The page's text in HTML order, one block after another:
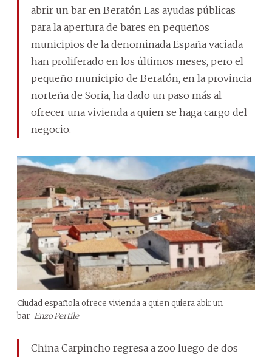
abrir un bar en Beratón Las ayudas públicas
para la apertura de bares en pequeños
municipios de la denominada España vaciada
han proliferado en los últimos meses, pero el
pequeño municipio de Beratón, en la provincia
norteña de Soria, ha dado un paso más al
ofrecer una vivienda a quien se haga cargo del
negocio.
Ciudad española ofrece vivienda a quien quiera abir un
bar. Enzo Pertile
China Carpincho regresa a zoo luego de dos